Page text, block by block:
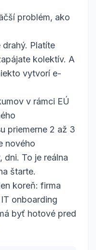
problém, ako
drahý. Platíte
kolektív. A
vytvorí e-
v rámci EÚ
priemerne 2 až 3
nového
dni. To je reálna
štarte.
koreň: firma
onboarding
byť hotové pred